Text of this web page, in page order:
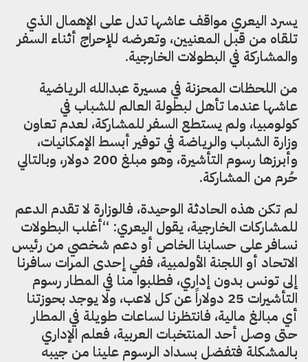
يسرد اليعري مواقف عاشها تدل على الإهمال الذي
تلقاه من قبل المعنيين، وتعرضه للإحراج أثناء السفر
والمشاركة في البطولات الخارجية.
من اللحظات المحزنة في مسيرة عبدالله الرياضية
عاشها عندما تأهل لبطولة العالم للشباب في
كولومبيا، ولم يستطع السفر للمشاركة، لعدم تعاون
وزارة الشباب والرياضة في توفير أبسط الإمكانيات،
وأبرزها رسوم التأشيرة، وهو مبلغ 200 دولار، وبالتالي
حُرم من المشاركة.
لم تكن هذه الحادثة الوحيدة، فالوزارة لا تقدم الدعم
للمشاركات الخارجية، يقول اليعري: “أغلب البطولات
نسافر على حسابنا الخاص أو دعم شخصي من رئيس
الاتحاد أو اللجنة الأولمبية، ففي إحدى المرات سافرنا
إلى تونس بدون إداري، فطلبوا منا في المطار رسوم
التأشيرات 25 دولاراً عن كل لاعب، ولا يوجد بحوزتنا
أي مبالغ مالية، فانتظرنا لساعات طويلة في المطار
حتى وصل أحد المنتخبات العربية، فعلم الإداري
بالمشكلة فتفضل بسداد الرسوم علينا من جيبه